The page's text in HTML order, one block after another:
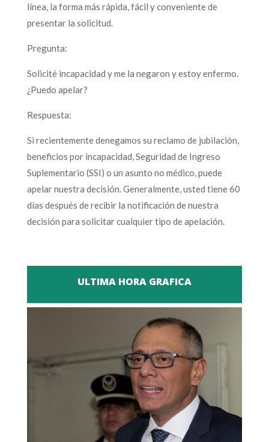
línea, la forma más rápida, fácil y conveniente de
presentar la solicitud.
Pregunta:
Solicité incapacidad y me la negaron y estoy enfermo.
¿Puedo apelar?
Respuesta:
Si recientemente denegamos su reclamo de jubilación,
beneficios por incapacidad, Seguridad de Ingreso
Suplementario (SSI) o un asunto no médico, puede
apelar nuestra decisión. Generalmente, usted tiene 60
días después de recibir la notificación de nuestra
decisión para solicitar cualquier tipo de apelación.
ULTIMA HORA GRAFICA